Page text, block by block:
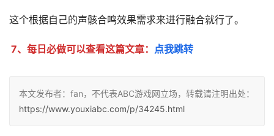
这个根据自己的声骸合鸣效果需求来进行融合就行了。
7、每日必做可以查看这篇文章： 点我跳转
本文发布者：fan，不代表ABC游戏网立场，转载请注明出处：
https://www.youxiabc.com/p/34245.html